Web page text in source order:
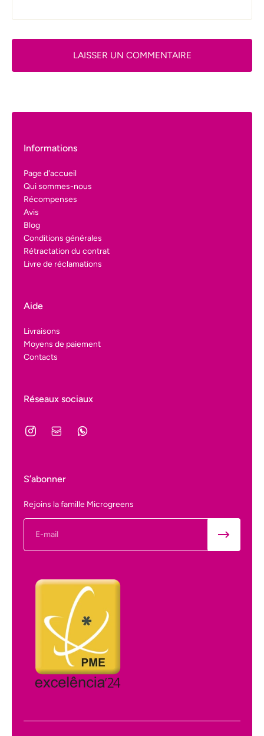
LAISSER UN COMMENTAIRE
Informations
Page d'accueil
Qui sommes-nous
Récompenses
Avis
Blog
Conditions générales
Rétractation du contrat
Livre de réclamations
Aide
Livraisons
Moyens de paiement
Contacts
Réseaux sociaux
S’abonner
Rejoins la famille Microgreens